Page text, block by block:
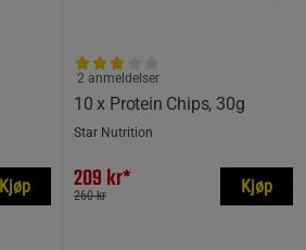
Kjøp
10 x Protein Chips, 30g
2 anmeldelser
Star Nutrition
209 kr*
260 kr Kjøp